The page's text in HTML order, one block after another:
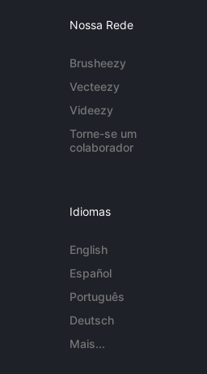
Nossa Rede
Brusheezy
Vecteezy
Videezy
Torne-se um
colaborador
Idiomas
English
Español
Português
Deutsch
Mais...